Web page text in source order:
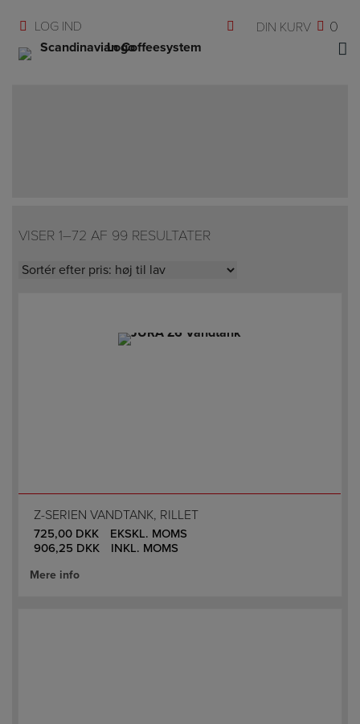
Hop
indholdet
0
VISER 1–72 AF 99 RESULTATER
Z-SERIEN VANDTANK, RILLET
725,00 DKK
EKSKL. MOMS
906,25 DKK INKL. MOMS
Mere info